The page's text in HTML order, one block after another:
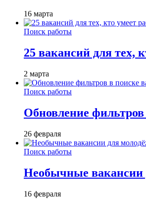
16 марта
Поиск работы
25 вакансий для тех,
2 марта
Поиск работы
Обновление
26 февраля
Поиск работы
Необычные вакансии
16 февраля